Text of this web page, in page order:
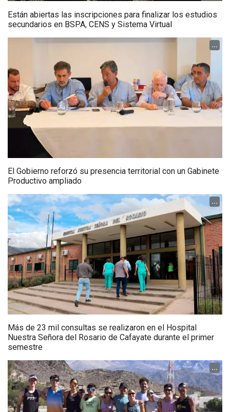
Están abiertas las inscripciones para finalizar los estudios
secundarios en BSPA, CENS y Sistema Virtual
...
El Gobierno reforzó su presencia territorial con un Gabinete
Productivo ampliado
...
Más de 23 mil consultas se realizaron en el Hospital
Nuestra Señora del Rosario de Cafayate durante el primer
semestre
...